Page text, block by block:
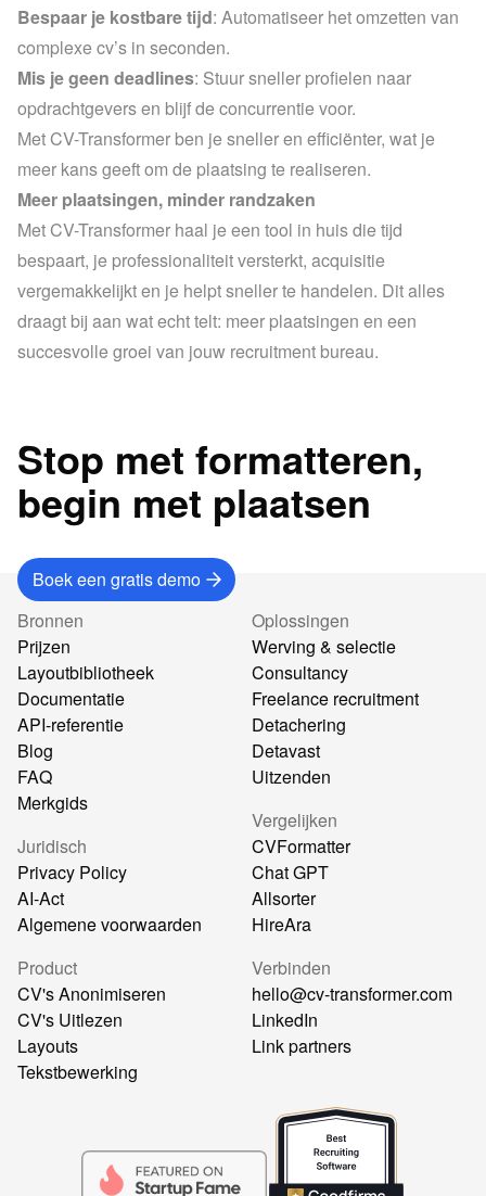
Bespaar je kostbare tijd: Automatiseer het omzetten van
complexe cv’s in seconden.
Mis je geen deadlines: Stuur sneller profielen naar
opdrachtgevers en blijf de concurrentie voor.
Met CV-Transformer ben je sneller en efficiënter, wat je
meer kans geeft om de plaatsing te realiseren.
Meer plaatsingen, minder randzaken
Met CV-Transformer haal je een tool in huis die tijd
bespaart, je professionaliteit versterkt, acquisitie
vergemakkelijkt en je helpt sneller te handelen. Dit alles
draagt bij aan wat echt telt: meer plaatsingen en een
succesvolle groei van jouw recruitment bureau.
Stop met formatteren,
begin met plaatsen
Boek een gratis demo
Bronnen
Prijzen
Layoutbibliotheek
Documentatie
API-referentie
Blog
FAQ
Merkgids
Juridisch
Privacy Policy
AI-Act
Algemene voorwaarden
Product
CV's Anonimiseren
CV's Uitlezen
Layouts
Tekstbewerking
Oplossingen
Werving & selectie
Consultancy
Freelance recruitment
Detachering
Detavast
Uitzenden
Vergelijken
CVFormatter
Chat GPT
Allsorter
HireAra
Verbinden
hello@cv-transformer.com
LinkedIn
Link partners